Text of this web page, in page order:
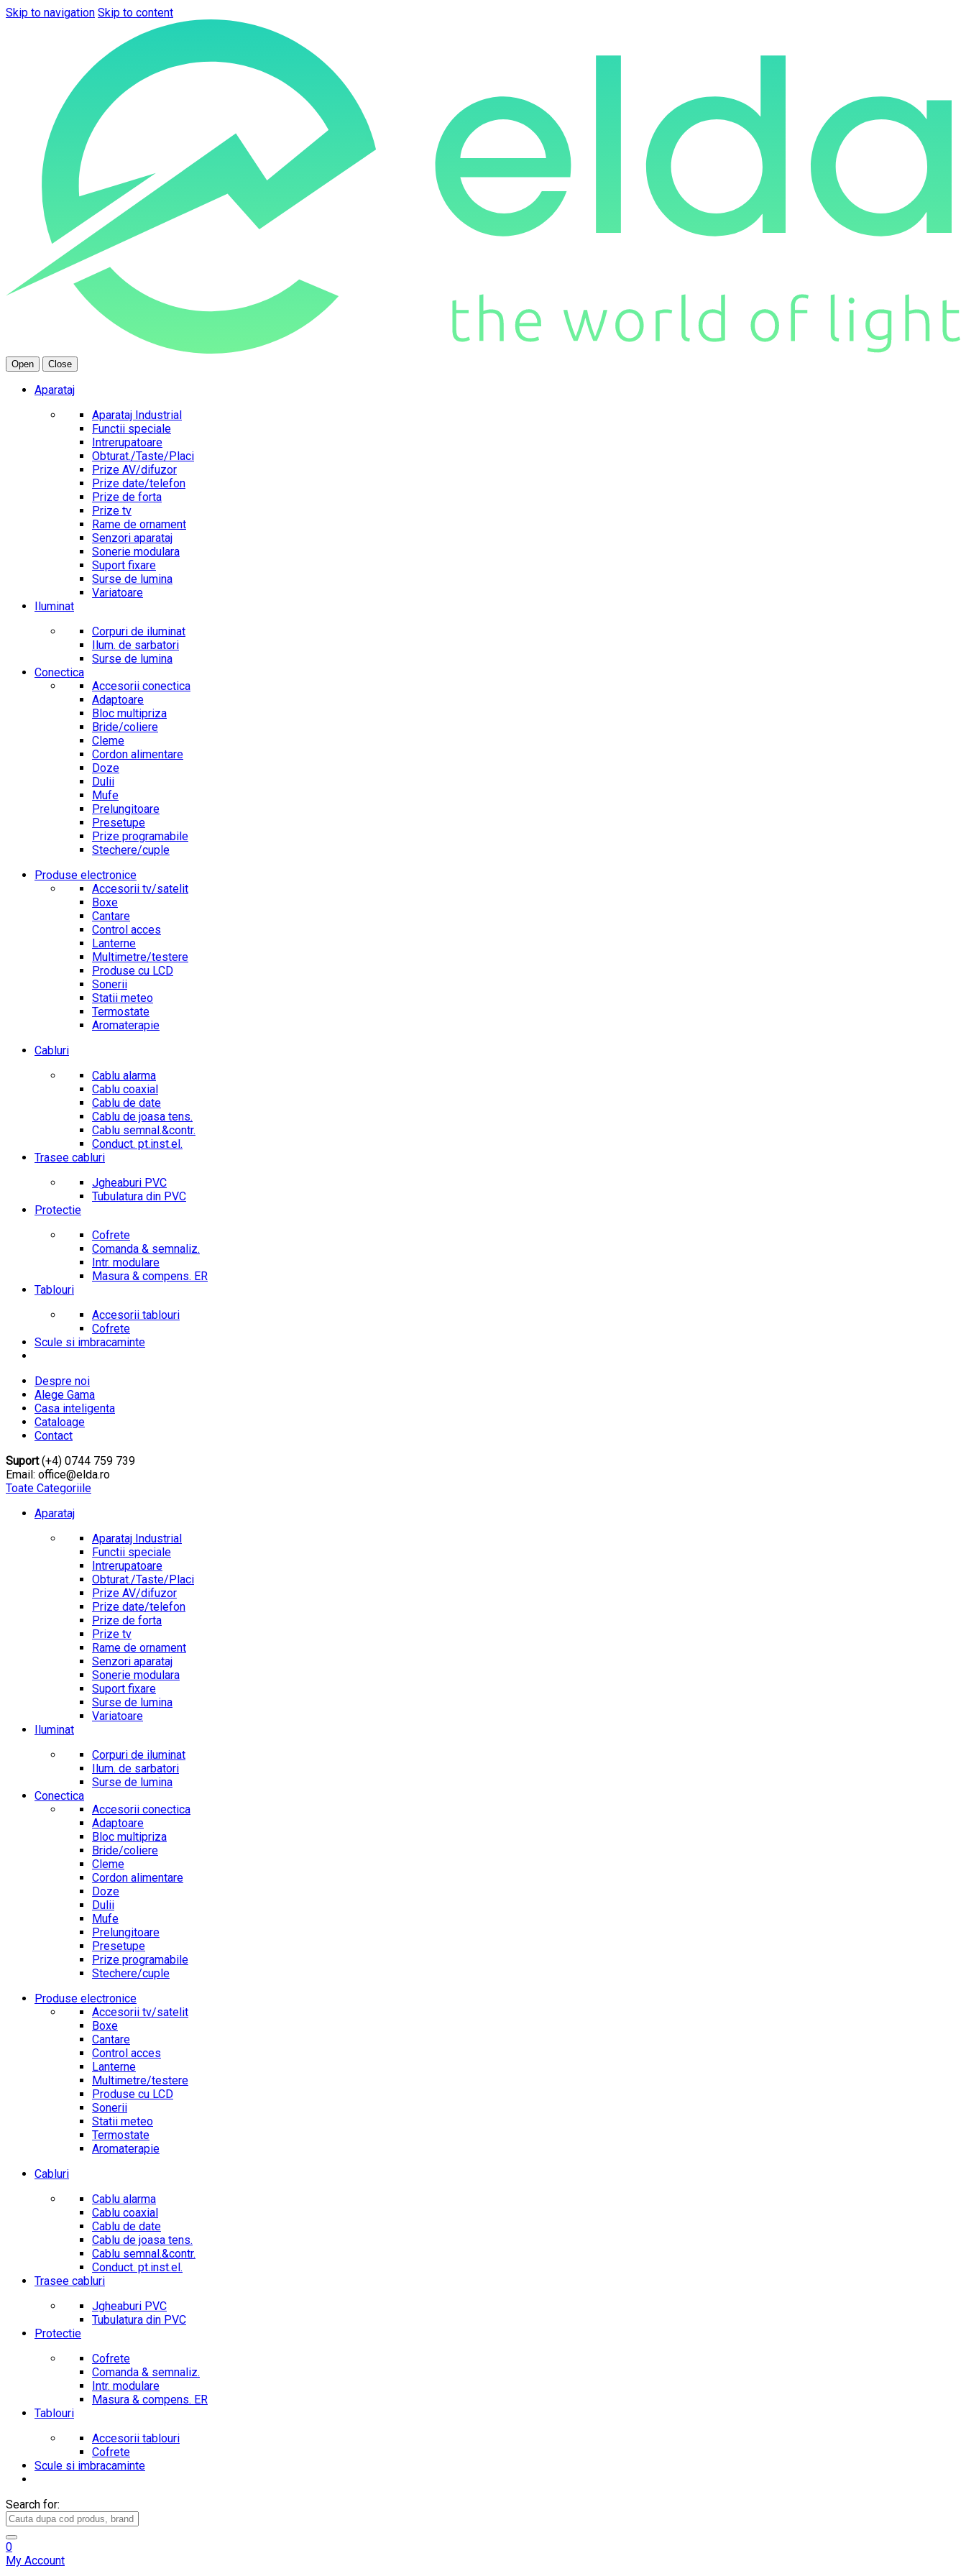
Skip to navigation Skip to content
Open Close
Aparataj
Aparataj Industrial
Functii speciale
Intrerupatoare
Obturat./Taste/Placi
Prize AV/difuzor
Prize date/telefon
Prize de forta
Prize tv
Rame de ornament
Senzori aparataj
Sonerie modulara
Suport fixare
Surse de lumina
Variatoare
Iluminat
Corpuri de iluminat
Ilum. de sarbatori
Surse de lumina
Conectica
Accesorii conectica
Adaptoare
Bloc multipriza
Bride/coliere
Cleme
Cordon alimentare
Doze
Dulii
Mufe
Prelungitoare
Presetupe
Prize programabile
Stechere/cuple
Produse electronice
Accesorii tv/satelit
Boxe
Cantare
Control acces
Lanterne
Multimetre/testere
Produse cu LCD
Sonerii
Statii meteo
Termostate
Aromaterapie
Cabluri
Cablu alarma
Cablu coaxial
Cablu de date
Cablu de joasa tens.
Cablu semnal.&contr.
Conduct. pt.inst.el.
Trasee cabluri
Jgheaburi PVC
Tubulatura din PVC
Protectie
Cofrete
Comanda & semnaliz.
Intr. modulare
Masura & compens. ER
Tablouri
Accesorii tablouri
Cofrete
Scule si imbracaminte
Despre noi
Alege Gama
Casa inteligenta
Cataloage
Contact
Suport(+4) 0744 759 739
Email: office@elda.ro
Toate Categoriile
Aparataj
Aparataj Industrial
Functii speciale
Intrerupatoare
Obturat./Taste/Placi
Prize AV/difuzor
Prize date/telefon
Prize de forta
Prize tv
Rame de ornament
Senzori aparataj
Sonerie modulara
Suport fixare
Surse de lumina
Variatoare
Iluminat
Corpuri de iluminat
Ilum. de sarbatori
Surse de lumina
Conectica
Accesorii conectica
Adaptoare
Bloc multipriza
Bride/coliere
Cleme
Cordon alimentare
Doze
Dulii
Mufe
Prelungitoare
Presetupe
Prize programabile
Stechere/cuple
Produse electronice
Accesorii tv/satelit
Boxe
Cantare
Control acces
Lanterne
Multimetre/testere
Produse cu LCD
Sonerii
Statii meteo
Termostate
Aromaterapie
Cabluri
Cablu alarma
Cablu coaxial
Cablu de date
Cablu de joasa tens.
Cablu semnal.&contr.
Conduct. pt.inst.el.
Trasee cabluri
Jgheaburi PVC
Tubulatura din PVC
Protectie
Cofrete
Comanda & semnaliz.
Intr. modulare
Masura & compens. ER
Tablouri
Accesorii tablouri
Cofrete
Scule si imbracaminte
Search for:
0
My Account